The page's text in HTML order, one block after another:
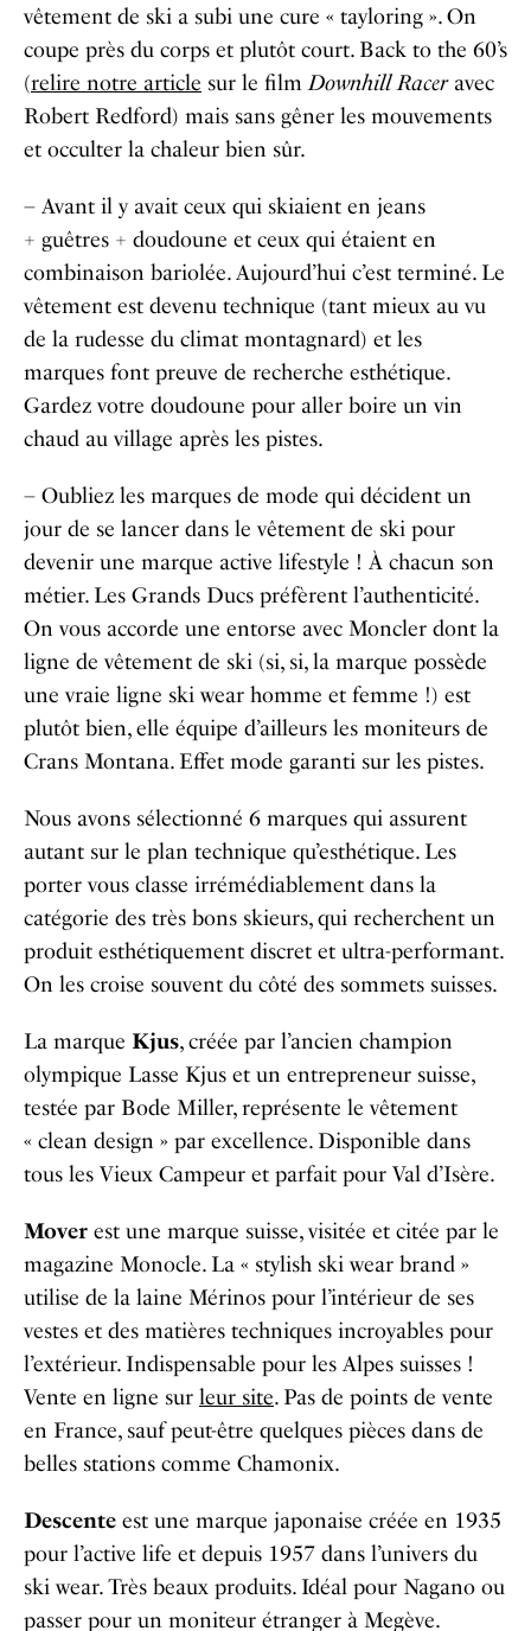
vêtement de ski a subi une cure « tayloring ». On
coupe près du corps et plutôt court. Back to the 60’s
(relire notre article sur le filmDownhill Raceravec
Robert Redford) mais sans gêner les mouvements
et occulter la chaleur bien sûr.
– Avant il y avait ceux qui skiaient en jeans
+ guêtres + doudoune et ceux qui étaient en
combinaison bariolée. Aujourd’hui c’est terminé. Le
vêtement est devenu technique (tant mieux au vu
de la rudesse du climat montagnard) et les
marques font preuve de recherche esthétique.
Gardez votre doudoune pour aller boire un vin
chaud au village après les pistes.
– Oubliez les marques de mode qui décident un
jour de se lancer dans le vêtement de ski pour
devenir une marque active lifestyle ! À chacun son
métier. Les Grands Ducs préfèrent l’authenticité.
On vous accorde une entorse avec Moncler dont la
ligne de vêtement de ski (si, si, la marque possède
une vraie ligne ski wear homme et femme !) est
plutôt bien, elle équipe d’ailleurs les moniteurs de
Crans Montana. Effet mode garanti sur les pistes.
Nous avons sélectionné 6 marques qui assurent
autant sur le plan technique qu’esthétique. Les
porter vous classe irrémédiablement dans la
catégorie des très bons skieurs, qui recherchent un
produit esthétiquement discret et ultra-performant.
On les croise souvent du côté des sommets suisses.
La marque Kjus, créée par l’ancien champion
olympique Lasse Kjus et un entrepreneur suisse,
testée par Bode Miller, représente le vêtement
« clean design » par excellence. Disponible dans
tous les Vieux Campeur et parfait pour Val d’Isère.
Mover est une marque suisse, visitée et citée par le
magazine Monocle. La « stylish ski wear brand »
utilise de la laine Mérinos pour l’intérieur de ses
vestes et des matières techniques incroyables pour
l’extérieur. Indispensable pour les Alpes suisses !
Vente en ligne sur leur site. Pas de points de vente
en France, sauf peut-être quelques pièces dans de
belles stations comme Chamonix.
Descente est une marque japonaise créée en 1935
pour l’active life et depuis 1957 dans l’univers du
ski wear. Très beaux produits. Idéal pour Nagano ou
passer pour un moniteur étranger à Megève.